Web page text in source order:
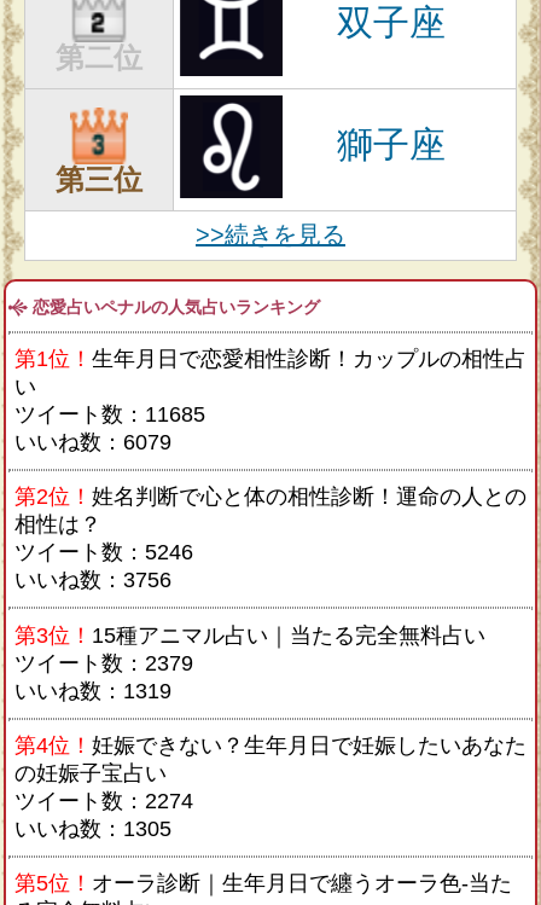
第二位
双子座
第三位
獅子座
>>続きを見る
恋愛占いペナルの人気占いランキング
第1位！ 生年月日で恋愛相性診断！カップルの相性占
い
ツイート数：11685
いいね数：6079
第2位！ 姓名判断で心と体の相性診断！運命の人との
相性は？
ツイート数：5246
いいね数：3756
第3位！ 15種アニマル占い｜当たる完全無料占い
ツイート数：2379
いいね数：1319
第4位！ 妊娠できない？生年月日で妊娠したいあなた
の妊娠子宝占い
ツイート数：2274
いいね数：1305
第5位！ オーラ診断｜生年月日で纏うオーラ色-当た